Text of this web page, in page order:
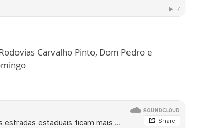
Carvalho Pinto, Dom Pedro e